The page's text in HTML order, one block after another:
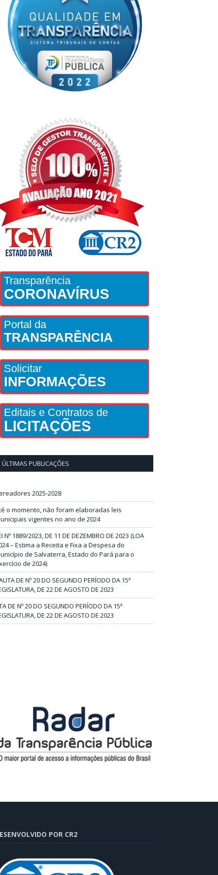
Transparência
CORONAVÍRUS
Portal da
TRANSPARÊNCIA
Solicitar
INFORMAÇÕES
Editais e Contratos de
LICITAÇÕES
ÚLTIMAS PUBLICAÇÕES
2025-2028
o momento, não foram elaboradas leis
vigentes no ano de 2024
Nº 1889/2023, DE 11 DE DEZEMBRO DE 2023 (LOA
– Estima a Receita e Fixa a Despesa do
de Salvaterra, Estado do Pará para o
de 2024)
DE Nº 20 DO SEGUNDO PERÍODO DA 15ª
DE 22 DE AGOSTO DE 2023
DE Nº 20 DO SEGUNDO PERÍODO DA 15ª
DE 22 DE AGOSTO DE 2023
POR CR2